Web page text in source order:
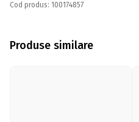
Cod produs: 100174857
Produse similare